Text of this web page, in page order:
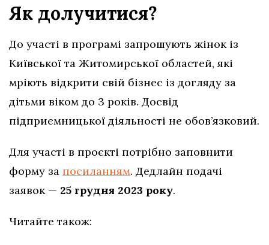
Як долучитися?
До участі в програмі запрошують жінок із
Київської та Житомирської областей, які
мріють відкрити свій бізнес із догляду за
дітьми віком до 3 років. Досвід
підприємницької діяльності не обов’язковий.
Для участі в проєкті потрібно заповнити
форму за посиланням. Дедлайн подачі
заявок — 25 грудня 2023 року.
Читайте також: